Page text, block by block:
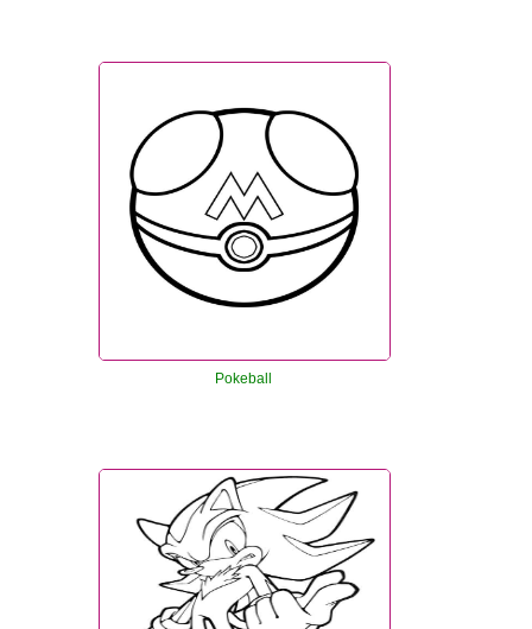
Pokeball